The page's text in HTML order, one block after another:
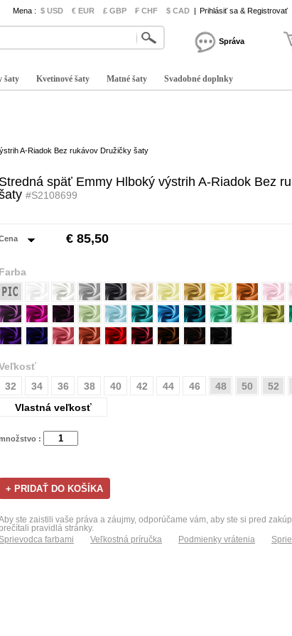
Mena : $ USD € EUR £ GBP ₣ CHF $ CAD | Prihlásiť sa & Registrovať
Správa
šaty Kvetinové šaty Matné šaty Svadobné doplnky
A-Riadok Bez rukávov Družičky šaty
Stredná späť Emmy Hlboký výstrih A-Riadok Bez
#S2108699
€ 85,50
Farba
32
34 36 38 40 42 44 46 48 50 52
Vlastná veľkosť
:
ste zaistili vaše práva a záujmy, odporúčame vám, aby ste si pred
prečítali pravidlá stránky.
Sprievodca farbami
Veľkostná príručka Podmienky vrátenia